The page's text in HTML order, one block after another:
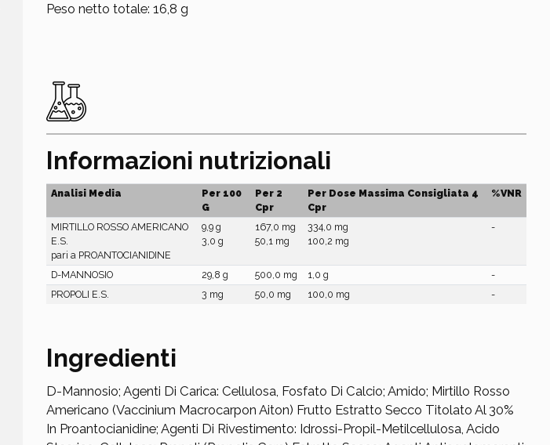
Peso netto totale: 16,8 g
Informazioni nutrizionali
Analisi Media
Per 100
G
Per 2
Cpr
Per Dose Massima Consigliata 4
Cpr
%VNR
MIRTILLO ROSSO AMERICANO
E.S.
pari a PROANTOCIANIDINE
9,9 g
3,0 g
167,0 mg
50,1 mg
334,0 mg
100,2 mg
-
D-MANNOSIO 29,8 g 500,0 mg 1,0 g
-
PROPOLI E.S.
3 mg 50,0 mg 100,0 mg -
Ingredienti
D-Mannosio; Agenti Di Carica: Cellulosa, Fosfato Di Calcio; Amido; Mirtillo Rosso
Americano (Vaccinium Macrocarpon Aiton) Frutto Estratto Secco Titolato Al 30%
In Proantocianidine; Agenti Di Rivestimento: Idrossi-Propil-Metilcellulosa, Acido